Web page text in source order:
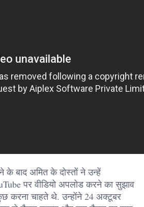
के बाद अमित के दोस्तों ने उन्हें
पर वीडियो अपलोड करने का सुझाव
करना चाहते थे. उन्होंने 24 अक्टूबर